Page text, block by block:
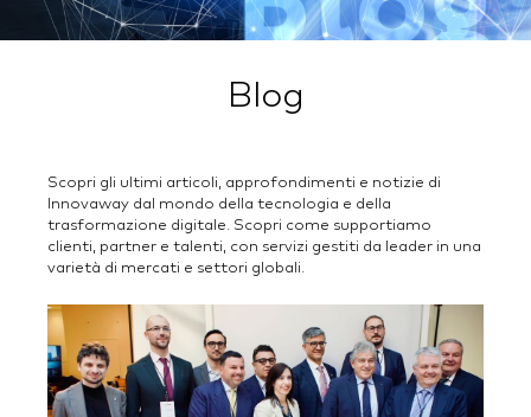
Blog
Scopri gli ultimi articoli, approfondimenti e notizie di
Innovaway dal mondo della tecnologia e della
trasformazione digitale. Scopri come supportiamo
clienti, partner e talenti, con servizi gestiti da leader in una
varietà di mercati e settori globali.